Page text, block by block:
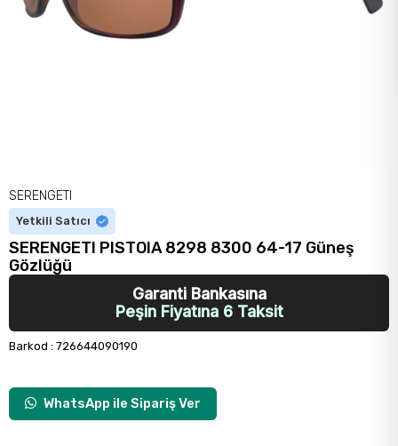
SERENGETI
Yetkili Satıcı
SERENGETI PISTOIA 8298 8300 64-17 Güneş
Gözlüğü
Garanti Bankasına
Peşin Fiyatına 6 Taksit
Barkod : 726644090190
WhatsApp ile Sipariş Ver